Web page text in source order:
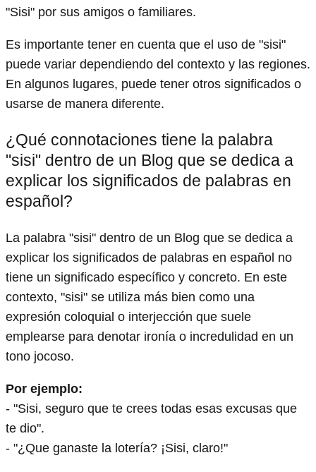
"Sisi" por sus amigos o familiares.
Es importante tener en cuenta que el uso de "sisi"
puede variar dependiendo del contexto y las regiones.
En algunos lugares, puede tener otros significados o
usarse de manera diferente.
¿Qué connotaciones tiene la palabra
"sisi" dentro de un Blog que se dedica a
explicar los significados de palabras en
español?
La palabra "sisi" dentro de un Blog que se dedica a
explicar los significados de palabras en español no
tiene un significado específico y concreto. En este
contexto, "sisi" se utiliza más bien como una
expresión coloquial o interjección que suele
emplearse para denotar ironía o incredulidad en un
tono jocoso.
Por ejemplo:
- "Sisi, seguro que te crees todas esas excusas que
te dio".
- "¿Que ganaste la lotería? ¡Sisi, claro!"